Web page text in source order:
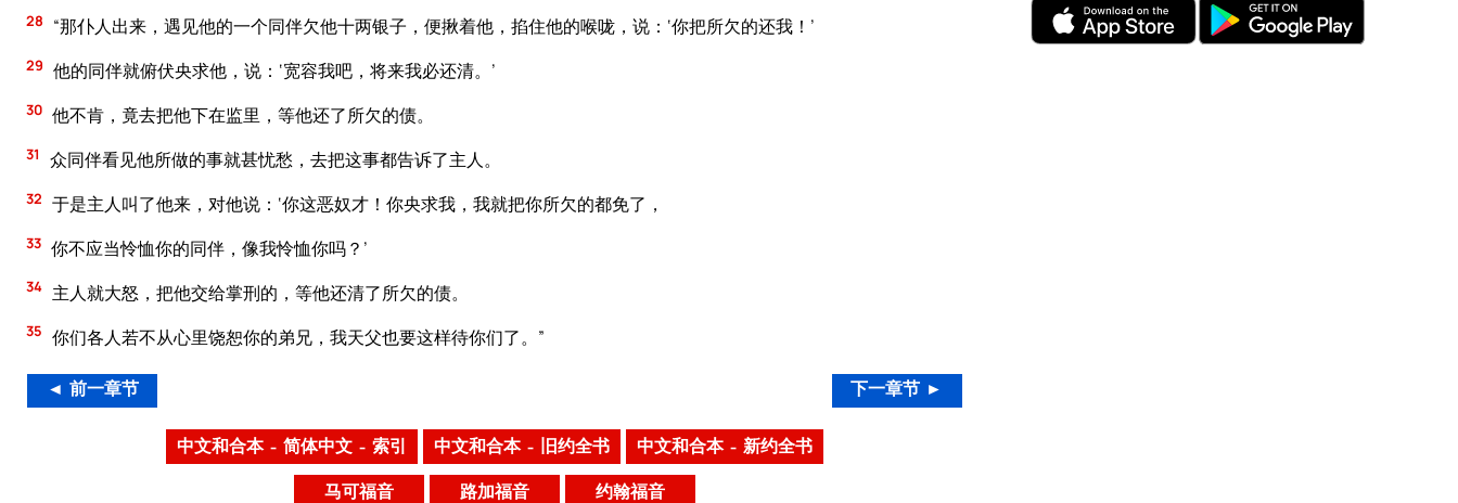
28 “那仆人出来，遇见他的一个同伴欠他十两银子，便揪着他，掐住他的喉咙，说：‘你把所欠的还我！’
29 他的同伴就俯伏央求他，说：‘宽容我吧，将来我必还清。’
30 他不肯，竟去把他下在监里，等他还了所欠的债。
31 众同伴看见他所做的事就甚忧愁，去把这事都告诉了主人。
32 于是主人叫了他来，对他说：‘你这恶奴才！你央求我，我就把你所欠的都免了，
33 你不应当怜恤你的同伴，像我怜恤你吗？’
34 主人就大怒，把他交给掌刑的，等他还清了所欠的债。
35 你们各人若不从心里饶恕你的弟兄，我天父也要这样待你们了。”
◄ 前一章节 下一章节 ►
中文和合本 – 简体中文 – 索引 中文和合本 – 旧约全书 中文和合本 – 新约全书
马可福音 路加福音 约翰福音